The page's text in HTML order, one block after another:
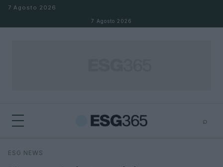
Salta al contenuto
7 Agosto 2026
7 Agosto 2026
⌕
Cerca
ESG NEWS